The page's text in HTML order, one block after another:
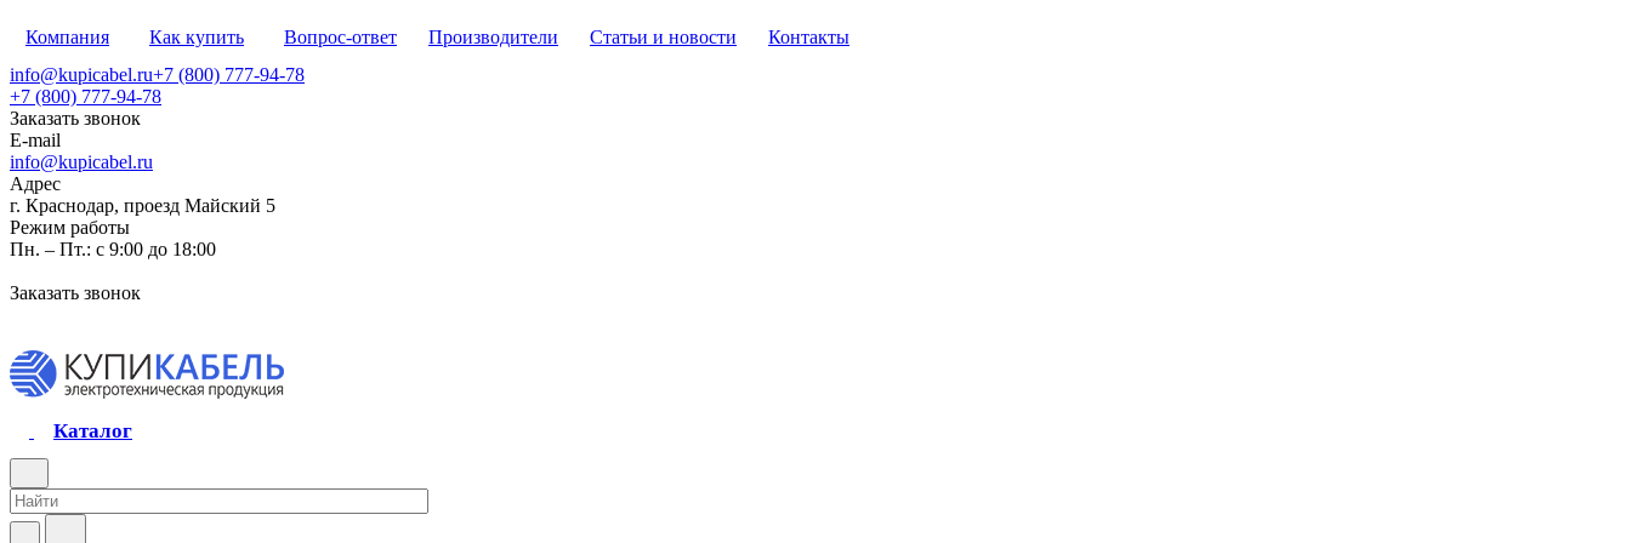
Компания Как купить Вопрос-ответ Производители Статьи и новости
Контакты
info@kupicabel.ru+7 (800) 777-94-78
+7 (800) 777-94-78
Заказать звонок
E-mail
info@kupicabel.ru
Адрес
г. Краснодар, проезд Майский 5
Режим работы
Пн. – Пт.: с 9:00 до 18:00
Заказать звонок
Каталог